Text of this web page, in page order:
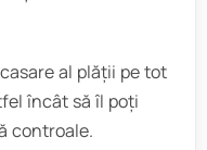
al plății pe tot
încât să îl poți
controale.